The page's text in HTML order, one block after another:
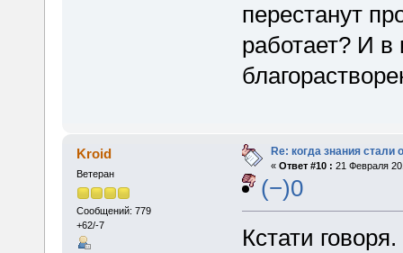
перестанут
работает? И в
Kroid
Ветеран
Сообщений: 779
+62/-7
Re: когда знания стали
« Ответ #10 : 21 Февраля
(−)0
Кстати